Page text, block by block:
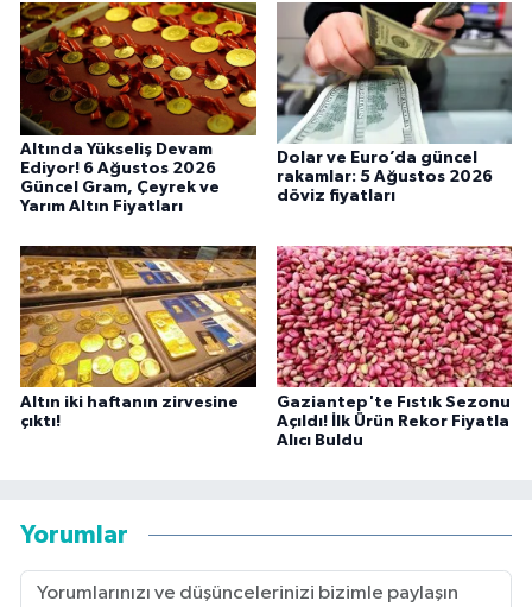
Altında Yükseliş Devam
Ediyor! 6 Ağustos 2026
Güncel Gram, Çeyrek ve
Yarım Altın Fiyatları
Dolar ve Euro’da güncel
rakamlar: 5 Ağustos 2026
döviz fiyatları
Altın iki haftanın zirvesine
çıktı!
Gaziantep'te Fıstık Sezonu
Açıldı! İlk Ürün Rekor Fiyatla
Alıcı Buldu
Yorumlar